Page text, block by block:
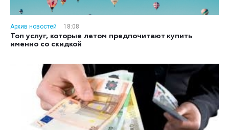
Архив новостей
18:08
Топ услуг, которые летом предпочитают купить
именно со скидкой